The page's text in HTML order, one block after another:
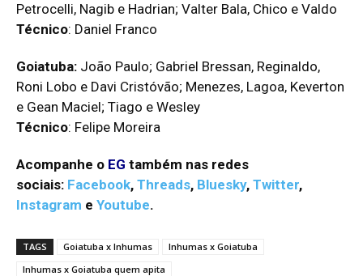
Petrocelli, Nagib e Hadrian; Valter Bala, Chico e Valdo
Técnico: Daniel Franco
Goiatuba: João Paulo; Gabriel Bressan, Reginaldo,
Roni Lobo e Davi Cristóvão; Menezes, Lagoa, Keverton
e Gean Maciel; Tiago e Wesley
Técnico: Felipe Moreira
Acompanhe o EG também nas redes
sociais: Facebook, Threads, Bluesky, Twitter,
Instagram e Youtube.
TAGS Goiatuba x Inhumas
Inhumas x Goiatuba
Inhumas x Goiatuba quem apita